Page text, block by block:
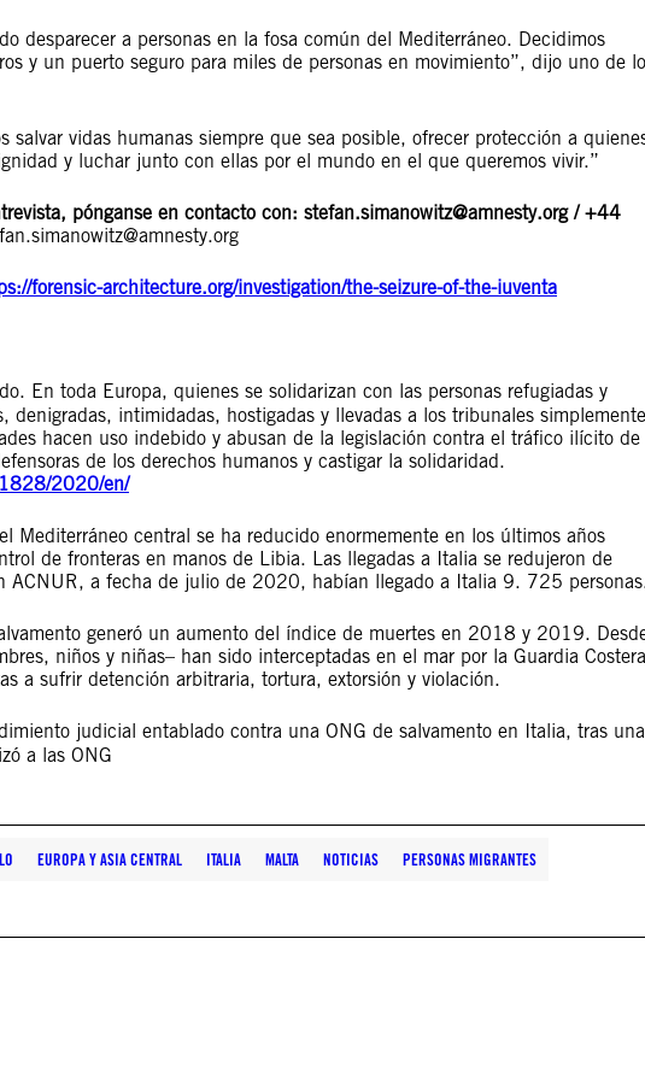
desparecer a personas en la fosa común del Mediterráneo. Decidimos
y un puerto seguro para miles de personas en movimiento”, dijo uno de
salvar vidas humanas siempre que sea posible, ofrecer protección a
y luchar junto con ellas por el mundo en el que queremos vivir.”
pónganse en contacto con: stefan.simanowitz@amnesty.org/ +44
forensic-architecture.org/investigation/the-seizure-of-the-iuventa
En toda Europa, quienes se solidarizan con las personas refugiadas y
denigradas, intimidadas, hostigadas y llevadas a los tribunales simplemente
hacen uso indebido y abusan de la legislación contra el tráfico ilícito de
de los derechos humanos y castigar la solidaridad.
1828/2020/en/
Mediterráneo central se ha reducido enormemente en los últimos años
de fronteras en manos de Libia. Las llegadas a Italia se redujeron de
a fecha de julio de 2020, habían llegado a Italia 9. 725
generó un aumento del índice de muertes en 2018 y 2019.
niños y niñas– han sido interceptadas en el mar por la Guardia Costera
a sufrir detención arbitraria, tortura, extorsión y violación.
judicial entablado contra una ONG de salvamento en Italia, tras una
a las ONG
EUROPA Y ASIA CENTRAL ITALIA MALTA NOTICIAS PERSONAS MIGRANTES